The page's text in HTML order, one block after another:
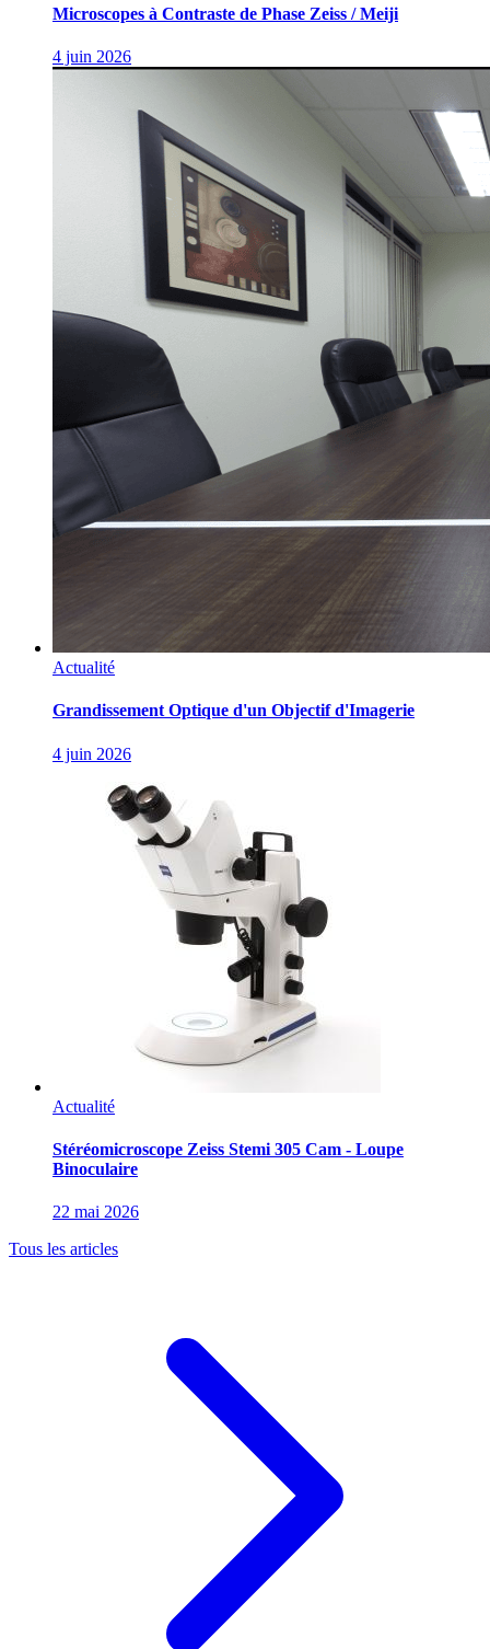
Microscopes à Contraste de Phase Zeiss / Meiji
4 juin 2026
Actualité
Grandissement Optique d'un Objectif d'Imagerie
4 juin 2026
Actualité
Stéréomicroscope Zeiss Stemi 305 Cam - Loupe
Binoculaire
22 mai 2026
Tous les articles